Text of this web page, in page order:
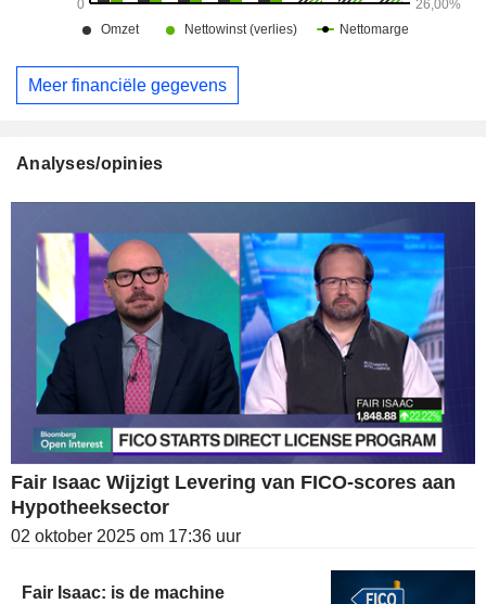
Meer financiële gegevens
Analyses/opinies
Fair Isaac Wijzigt Levering van FICO-scores aan
Hypotheeksector
02 oktober 2025 om 17:36 uur
Fair Isaac: is de machine